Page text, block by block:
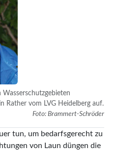
Wasserschutzgebieten
Rather vom LVG Heidelberg auf.
Foto: Brammert-Schröder
tun, um bedarfsgerecht zu
von Laun düngen die